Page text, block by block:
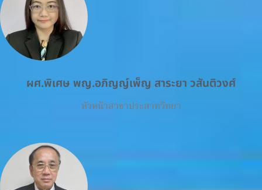
ผศ.พิเศษ พญ.อภิญญ์เพ็ญ สาระยา วสันติวงศ์
หัวหน้าสาขาประสาทวิทยา